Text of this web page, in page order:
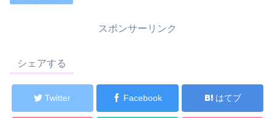
スポンサーリンク
シェアする
Twitter Facebook はてブ